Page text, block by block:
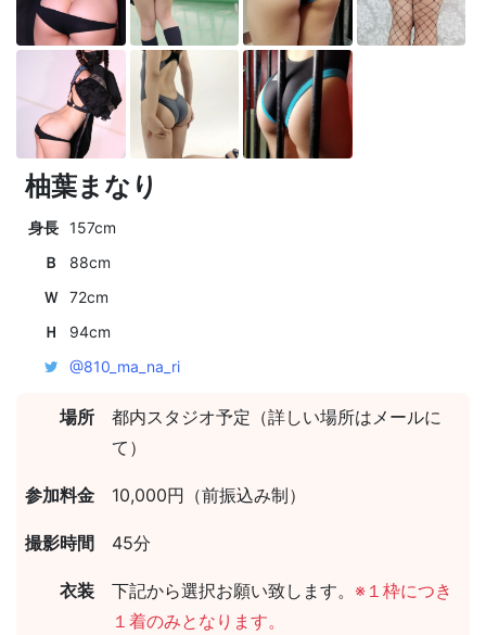
柚葉まなり
身長 157cm
Ｂ
88cm
Ｗ
72cm
Ｈ
94cm
@810_ma_na_ri
場所
都内スタジオ予定（詳しい場所はメールに
て）
参加料金 10,000円（前振込み制）
撮影時間 45分
衣装 下記から選択お願い致します。 ※１枠につき
１着のみとなります。